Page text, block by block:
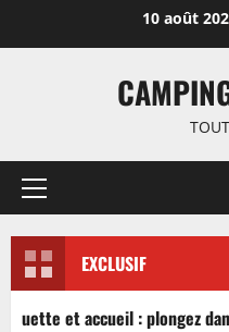
10 août
Menu
EXCLUSIF
et accueil : plongez